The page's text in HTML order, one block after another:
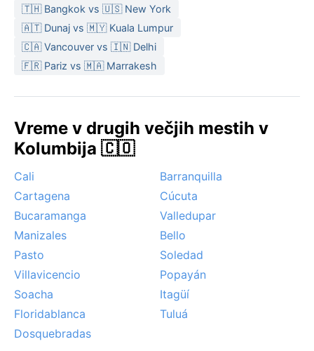
🇹🇭 Bangkok vs 🇺🇸 New York
🇦🇹 Dunaj vs 🇲🇾 Kuala Lumpur
🇨🇦 Vancouver vs 🇮🇳 Delhi
🇫🇷 Pariz vs 🇲🇦 Marrakesh
Vreme v drugih večjih mestih v
Kolumbija 🇨🇴
Cali
Barranquilla
Cartagena
Cúcuta
Bucaramanga
Valledupar
Manizales
Bello
Pasto
Soledad
Villavicencio
Popayán
Soacha
Itagüí
Floridablanca
Tuluá
Dosquebradas